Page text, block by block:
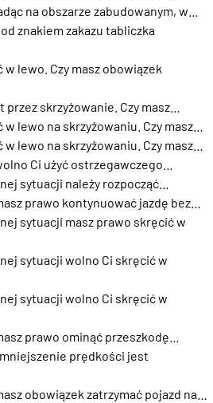
na obszarze zabudowanym, w…
znakiem zakazu tabliczka
lewo. Czy masz obowiązek
skrzyżowanie. Czy masz…
lewo na skrzyżowaniu. Czy masz…
lewo na skrzyżowaniu. Czy masz…
Ci użyć ostrzegawczego…
sytuacji należy rozpocząć…
prawo kontynuować jazdę bez…
sytuacji masz prawo skręcić w
sytuacji wolno Ci skręcić w
sytuacji wolno Ci skręcić w
prawo ominąć przeszkodę…
prędkości jest
obowiązek zatrzymać pojazd na…